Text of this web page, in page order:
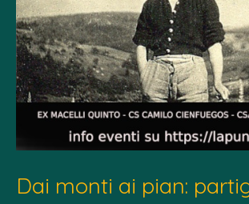
Dai monti ai pian: